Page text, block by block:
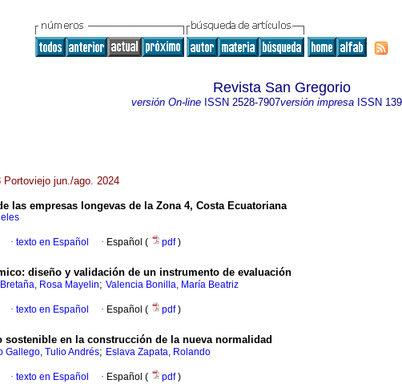
Revista San Gregorio
versión On-lineISSN 2528-7907versión impresaISSN
jun./ago. 2024
las empresas longevas de la Zona 4, Costa Ecuatoriana
· texto en Español · Español ( pdf)
diseño y validación de un instrumento de evaluación
Rosa Mayelin; Valencia Bonilla, María Beatriz
· texto en Español · Español ( pdf)
sostenible en la construcción de la nueva normalidad
Gallego, Tulio Andrés; Eslava Zapata, Rolando
· texto en Español · Español ( pdf)